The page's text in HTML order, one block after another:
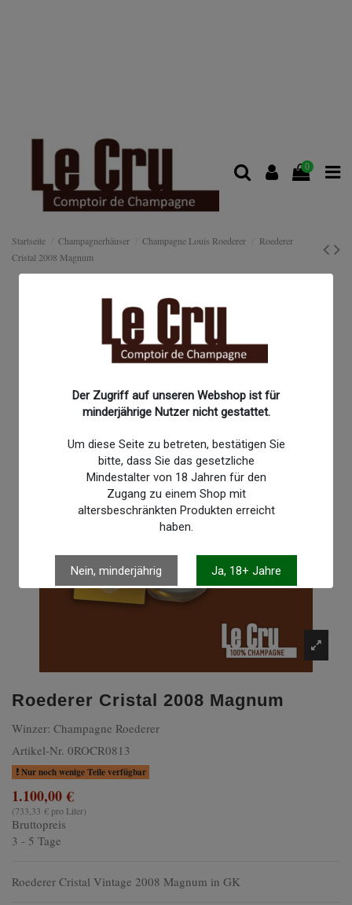
Der Zugriff auf unseren Webshop ist für
minderjährige Nutzer nicht gestattet.
Um diese Seite zu betreten, bestätigen Sie
bitte, dass Sie das gesetzliche
Mindestalter von 18 Jahren für den
Zugang zu einem Shop mit
altersbeschränkten Produkten erreicht
haben.
Nein, minderjährig Ja, 18+ Jahre
0
Startseite Champagnerhäuser Champagne Louis Roederer
Roederer
Cristal 2008 Magnum
Roederer Cristal 2008 Magnum
Winzer: Champagne Roederer
Artikel-Nr. 0ROCR0813
Nur noch wenige Teile verfügbar
1.100,00 €
(733,33 € pro Liter)
Bruttopreis
3 - 5 Tage
Roederer Cristal Vintage 2008 Magnum in GK